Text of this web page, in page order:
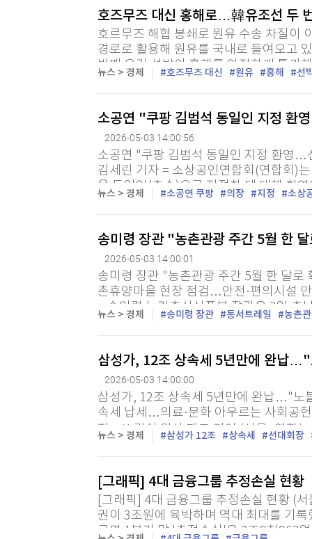
호즈무즈 대신 홍해로…韓유조선 두
호르무즈 해협 봉쇄로 원유 수송 차질이
경로로 활용해 원유를 국내로 들여오고
번째 우리 선박이 홍해를 안전하게 통과
서 해수부는 지난달 17일 우리 선박이 사
뉴스 > 경제 호즈무즈 대신 원유 홍해 선
소공연 "쿠팡 김범석 동일인 지정 환
2026-05-03 14:00:56
소공연 "쿠팡 김범석 동일인 지정 환영
김세린 기자 = 소상공인연합회(연합회)
을 동일인(총수)으로 지정한 데 대해 환
고 "이번 결정은 실질적인 지배력과 법적
뉴스 > 경제 소공연 쿠팡 의장 지정 소상
송미령 장관 "농촌관광 주간 5월 한
2026-05-03 14:00:01
송미령 장관 "농촌관광 주간 5월 한 달
촌휴양마을 현장 점검…안전·편의시설
= 송미령 농림축산식품부 장관은 3일 충
산상담마을을 방문해 현장을 점검하고
뉴스 > 경제 송미령 장관 동서트레일 농촌
삼성가, 12조 상속세 5년만에 완납
2026-05-03 14:00:00
삼성가, 12조 상속세 5년만에 완납…"노
속세 납세…의료·문화 아우르는 사회공
지…K-컬처 위상 제고 기여 (서울=연합
건희 선대회장의 유산에 대한 상속세 12
뉴스 > 경제 삼성가 12조 상속세 선대회장
[그래픽] 4대 금융그룹 추정손실 현황
[그래픽] 4대 금융그룹 추정손실 현황 (
권이 3조원에 육박하며 역대 최대를 기
르면 1분기 말 '추정손실'은 2조9천963